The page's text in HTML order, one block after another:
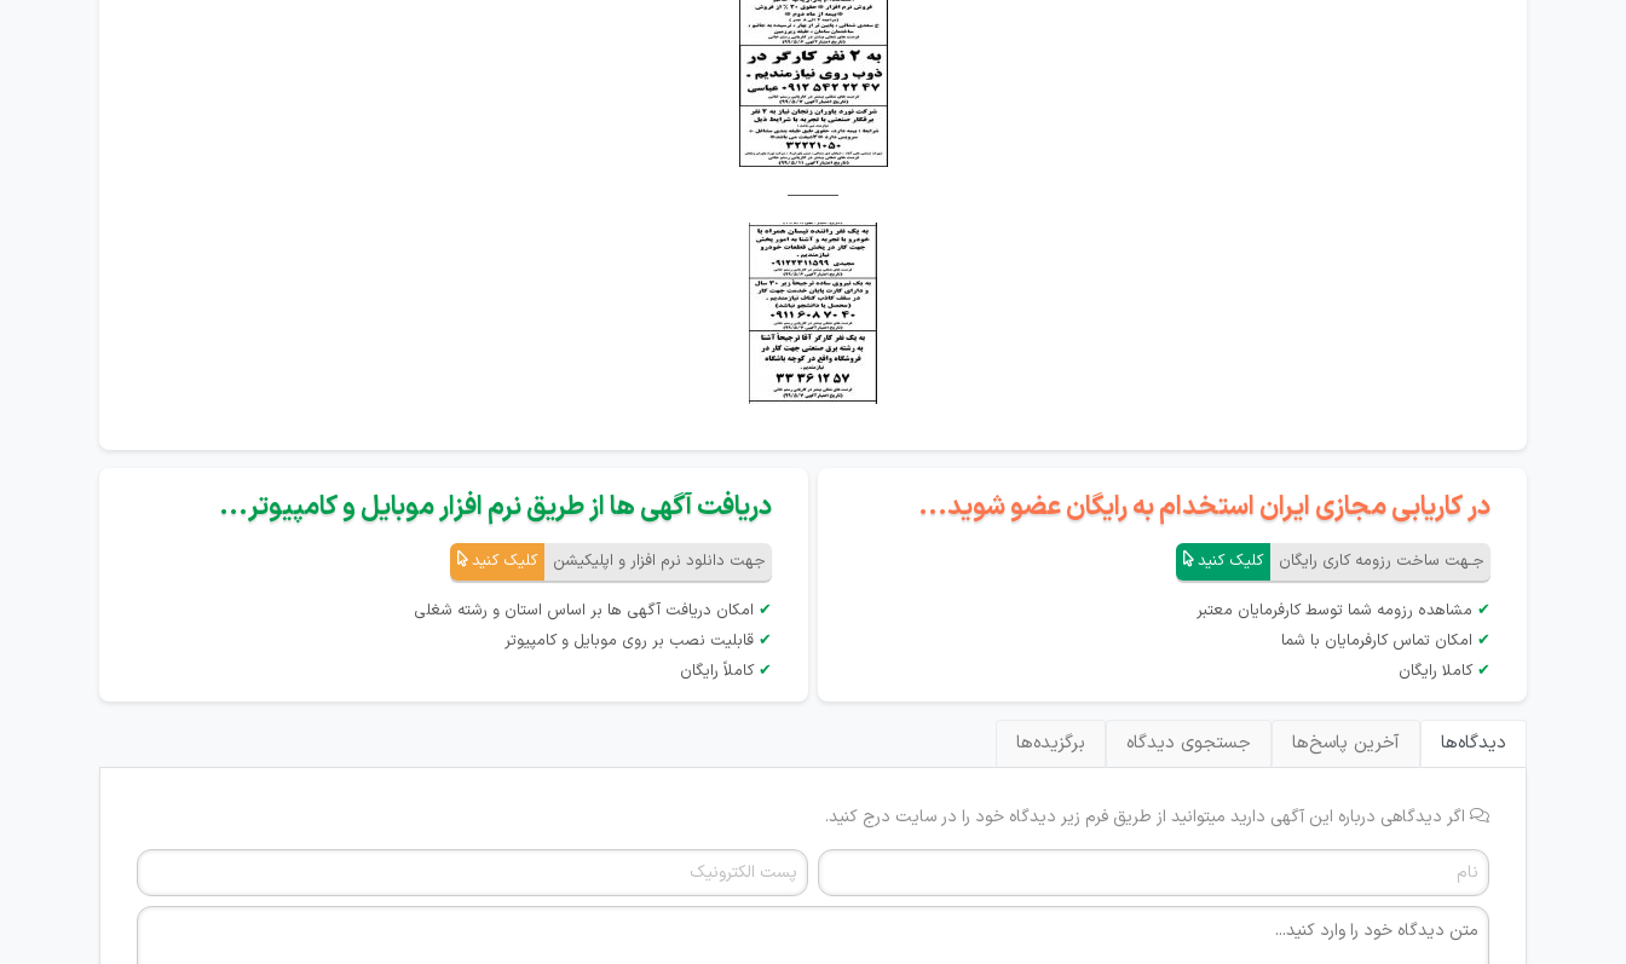
______
در کاریابی مجازی ایران استخدام به رایگان عضو شوید...
جـهت ساخت رزومه کاری رایگان کلیک کنید
✔ مشاهده رزومه شما توسط کارفرمایان معتبر
✔ امکان تماس کارفرمایان با شما
✔ کاملا رایگان
دریافت آگهی ها از طریق نرم افزار موبایل و کامپیوتر...
جهت دانلود نرم افزار و اپلیکیشن کلیک کنید
✔ امکان دریافت آگهی ها بر اساس استان و رشته شغلی
✔ قابلیت نصب بر روی موبایل و کامپیوتر
✔ کاملاً رایگان
دیدگاه‌ها آخرین پاسخ‌ها جستجوی دیدگاه برگزیده‌ها
اگر دیدگاهی درباره این آگهی دارید میتوانید از طریق فرم زیر دیدگاه خود را در سایت درج کنید.